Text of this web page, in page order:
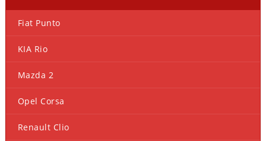
Fiat Punto
KIA Rio
Mazda 2
Opel Corsa
Renault Clio